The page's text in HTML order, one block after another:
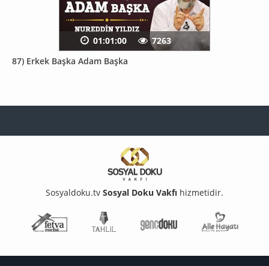
87) Erkek Başka Adam Başka
01:01:00 7263
Sosyaldoku.tv Sosyal Doku Vakfı hizmetidir.
Fetva Meclisi
Genç Doku